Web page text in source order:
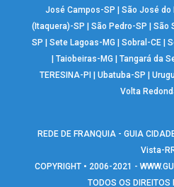
José Campos-SP
|São José do
(Itaquera)-SP
|São Pedro-SP |São
SP
|Sete Lagoas-MG |Sobral-CE |
Taiobeiras-MG Tangará da
TERESINA-PI
|Ubatuba-SP |
Volta
REDE DE FRANQUIA - GUIA
Vista-
COPYRIGHT • 2006-2021 -
TODOS OS DIREITOS